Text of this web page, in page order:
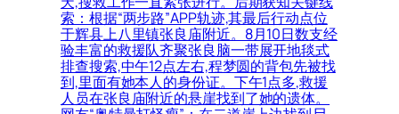
索：根据“两步路”APP轨迹,其最后行动点位
于辉县上八里镇张良庙附近。8月10日数支经
验丰富的救援队齐聚张良脑一带展开地毯式
排查搜索,中午12点左右,程梦圆的背包先被找
到,里面有她本人的身份证。下午1点多,救援
人员在张良庙附近的悬崖找到了她的遗体。